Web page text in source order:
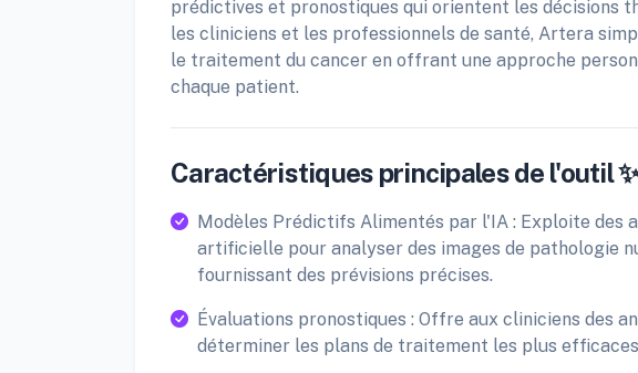
prédictives et pronostiques qui orientent les décisions
les cliniciens et les professionnels de santé, Artera
le traitement du cancer en offrant une approche
chaque patient.
Caractéristiques principales de l'outil
Modèles Prédictifs Alimentés par l'IA : Exploite des
artificielle pour analyser des images de pathologie
fournissant des prévisions précises.
Évaluations pronostiques : Offre aux cliniciens des
déterminer les plans de traitement les plus